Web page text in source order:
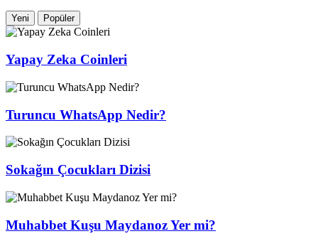
Yeni Popüler
Yapay Zeka Coinleri
Turuncu WhatsApp Nedir?
Sokağın Çocukları Dizisi
Muhabbet Kuşu Maydanoz Yer mi?